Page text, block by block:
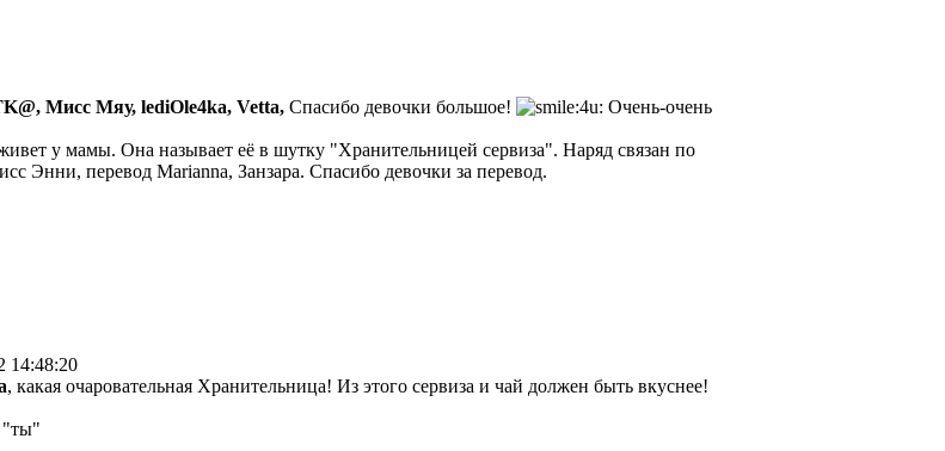
Мисс Мяу, lediOle4ka, Vetta, Спасибо девочки большое!
Очень-очень
у мамы. Она называет её в шутку "Хранительницей сервиза". Наряд связан по
Энни, перевод Marianna, Занзара. Спасибо девочки за перевод.
14:48:20
, какая очаровательная Хранительница! Из этого сервиза и чай должен быть вкуснее!
"ты"